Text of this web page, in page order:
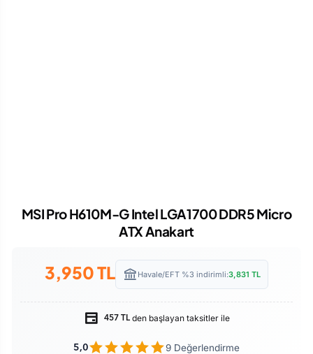
MSI Pro H610M-G Intel LGA1700 DDR5 Micro
ATX Anakart
3,950TL Havale/EFT %3 indirimli:3,831 TL
457 TLden başlayan taksitler ile
5,0 9 Değerlendirme